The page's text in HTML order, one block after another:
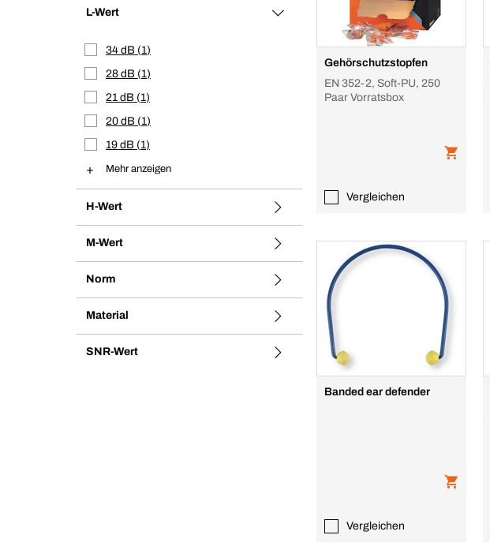
L-Wert
34 dB
1
28 dB
1
21 dB
1
20 dB
1
19 dB
1
Mehr anzeigen
H-Wert
M-Wert
Norm
Material
SNR-Wert
Gehörschutzstopfen
EN 352-2, Soft-PU, 250
Paar Vorratsbox
Vergleichen
Banded ear defender
Vergleichen